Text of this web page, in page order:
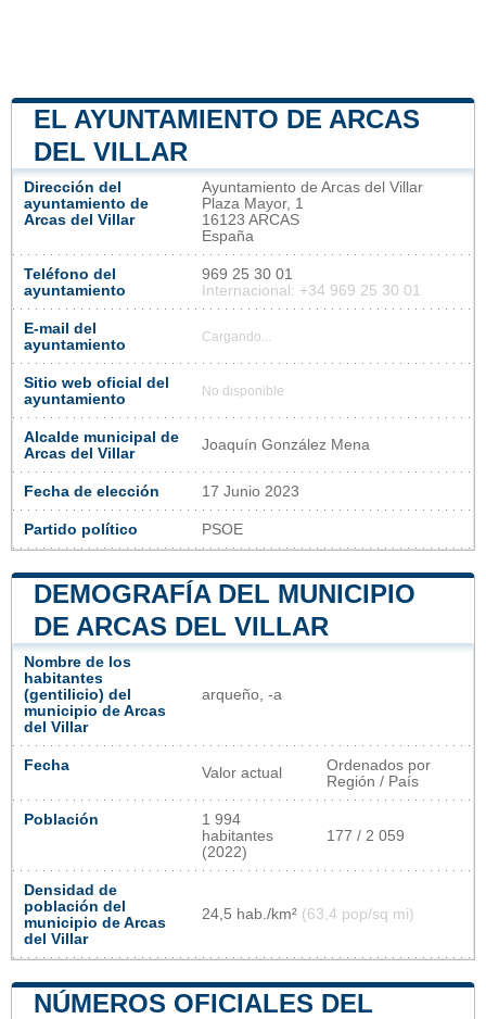
EL AYUNTAMIENTO DE ARCAS
DEL VILLAR
Dirección del
ayuntamiento de
Arcas del Villar
Ayuntamiento de Arcas del Villar
Plaza Mayor, 1
16123 ARCAS
España
Teléfono del
ayuntamiento
969 25 30 01
Internacional: +34 969 25 30 01
E-mail del
ayuntamiento
Cargando...
Sitio web oficial del
ayuntamiento
No disponible
Alcalde municipal de
Arcas del Villar
Joaquín González Mena
Fecha de elección 17 Junio 2023
Partido político PSOE
DEMOGRAFÍA DEL MUNICIPIO
DE ARCAS DEL VILLAR
Nombre de los
habitantes
(gentilicio) del
municipio de Arcas
del Villar
arqueño, -a
Fecha Valor actual
Ordenados por
Región / País
Población
1 994
habitantes
(2022)
177 / 2 059
Densidad de
población del
municipio de Arcas
del Villar
24,5 hab./km² (63,4 pop/sq mi)
NÚMEROS OFICIALES DEL